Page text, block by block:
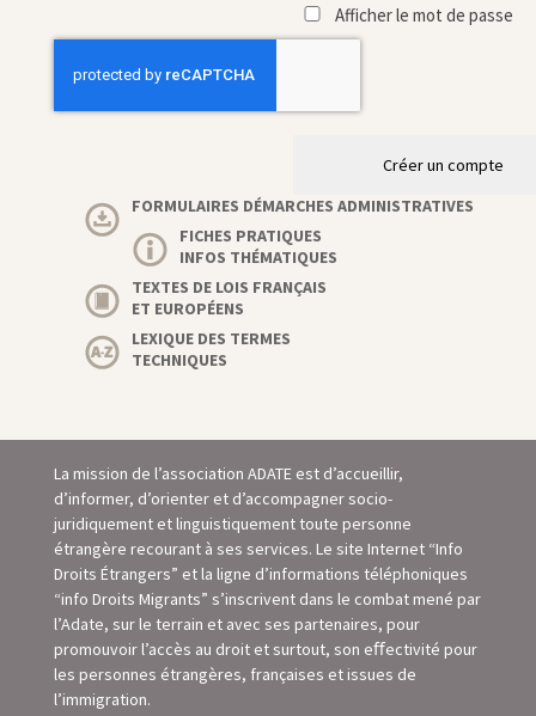
Afficher le mot de passe
Créer un compte
FORMULAIRES DÉMARCHES ADMINISTRATIVES
FICHES PRATIQUES
INFOS THÉMATIQUES
TEXTES DE LOIS FRANÇAIS
ET EUROPÉENS
LEXIQUE DES TERMES
TECHNIQUES
La mission de l’association ADATE est d’accueillir,
d’informer, d’orienter et d’accompagner socio-
juridiquement et linguistiquement toute personne
étrangère recourant à ses services. Le site Internet “Info
Droits Étrangers” et la ligne d’informations téléphoniques
“info Droits Migrants” s’inscrivent dans le combat mené par
l’Adate, sur le terrain et avec ses partenaires, pour
promouvoir l’accès au droit et surtout, son eﬀectivité pour
les personnes étrangères, françaises et issues de
l’immigration.